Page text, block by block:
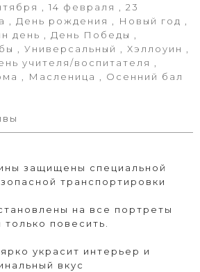
, 14 февраля , 23
, День рождения , Новый год ,
день , День Победы ,
, Универсальный , Хэллоуин ,
учителя/воспитателя ,
, Масленица , Осенний бал
защищены специальной
транспортировки
на все портреты
повесить.
украсит интерьер и
вкус